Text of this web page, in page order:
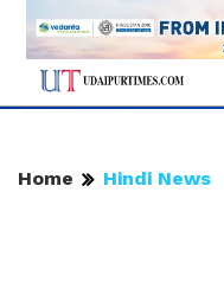
Home Hindi News